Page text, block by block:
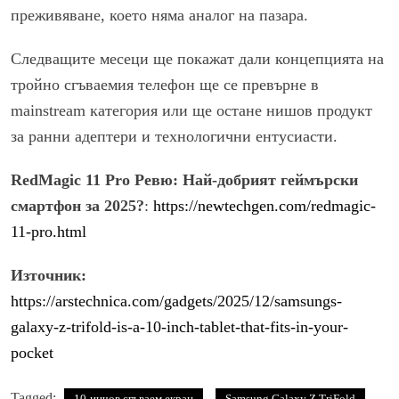
преживяване, което няма аналог на пазара.
Следващите месеци ще покажат дали концепцията на
тройно сгъваемия телефон ще се превърне в
mainstream категория или ще остане нишов продукт
за ранни адептери и технологични ентусиасти.
RedMagic 11 Pro Ревю: Най-добрият геймърски
смартфон за 2025?: https://newtechgen.com/redmagic-
11-pro.html
Източник:
https://arstechnica.com/gadgets/2025/12/samsungs-
galaxy-z-trifold-is-a-10-inch-tablet-that-fits-in-your-
pocket